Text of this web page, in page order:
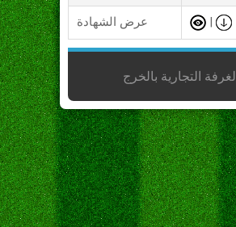
عرض الشهادة
الغرفة التجارية بالخرج